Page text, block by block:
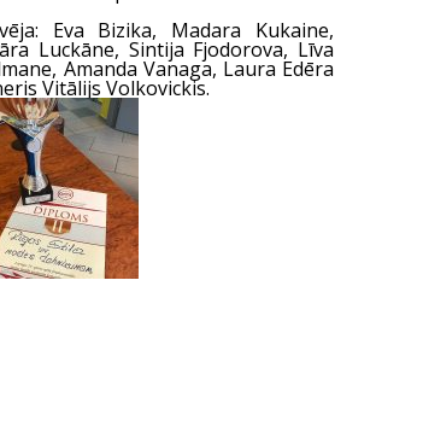
Eva Bizika, Madara Kukaine,
Luckāne, Sintija Fjodorova, Līva
Amanda Vanaga, Laura Edēra
Vitālijs Volkovickis.